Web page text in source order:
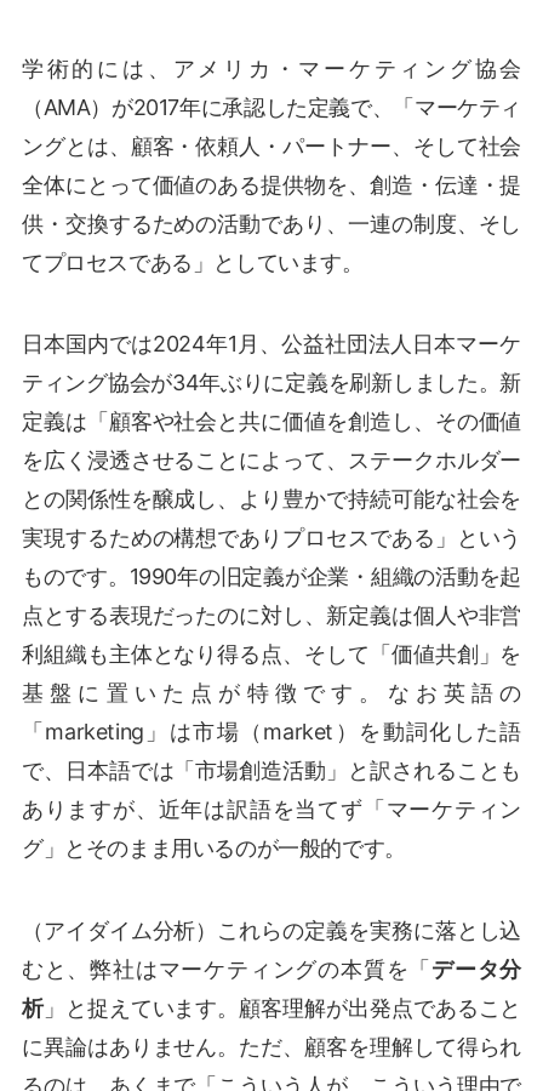
学術的には、アメリカ・マーケティング協会
（AMA）が2017年に承認した定義で、「マーケティ
ングとは、顧客・依頼人・パートナー、そして社会
全体にとって価値のある提供物を、創造・伝達・提
供・交換するための活動であり、一連の制度、そし
てプロセスである」としています。
日本国内では2024年1月、公益社団法人日本マーケ
ティング協会が34年ぶりに定義を刷新しました。新
定義は「顧客や社会と共に価値を創造し、その価値
を広く浸透させることによって、ステークホルダー
との関係性を醸成し、より豊かで持続可能な社会を
実現するための構想でありプロセスである」という
ものです。1990年の旧定義が企業・組織の活動を起
点とする表現だったのに対し、新定義は個人や非営
利組織も主体となり得る点、そして「価値共創」を
基盤に置いた点が特徴です。なお英語の
「marketing」は市場（market）を動詞化した語
で、日本語では「市場創造活動」と訳されることも
ありますが、近年は訳語を当てず「マーケティン
グ」とそのまま用いるのが一般的です。
（アイダイム分析）これらの定義を実務に落とし込
むと、弊社はマーケティングの本質を「 データ分
析」と捉えています。顧客理解が出発点であること
に異論はありません。ただ、顧客を理解して得られ
るのは、あくまで「こういう人が、こういう理由で